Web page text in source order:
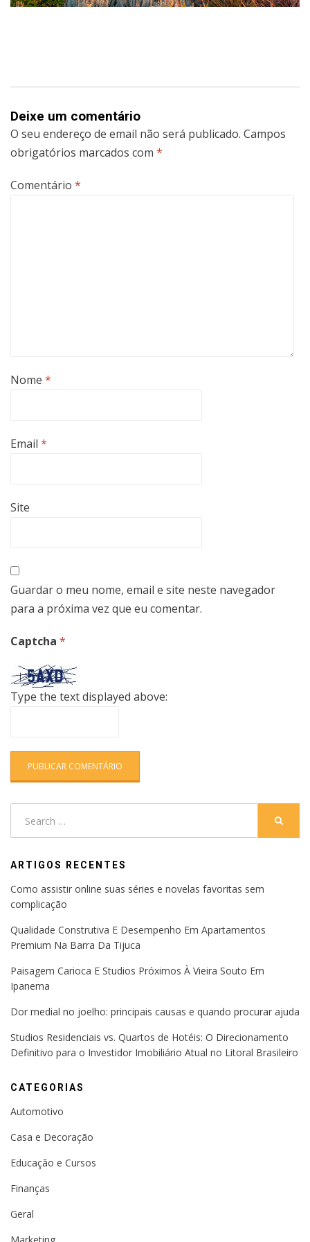
Deixe um comentário
O seu endereço de email não será publicado. Campos
obrigatórios marcados com *
Comentário *
Nome *
Email *
Site
Guardar o meu nome, email e site neste navegador
para a próxima vez que eu comentar.
Captcha *
Type the text displayed above:
ARTIGOS RECENTES
Como assistir online suas séries e novelas favoritas sem
complicação
Qualidade Construtiva E Desempenho Em Apartamentos
Premium Na Barra Da Tijuca
Paisagem Carioca E Studios Próximos À Vieira Souto Em
Ipanema
Dor medial no joelho: principais causas e quando procurar ajuda
Studios Residenciais vs. Quartos de Hotéis: O Direcionamento
Definitivo para o Investidor Imobiliário Atual no Litoral Brasileiro
CATEGORIAS
Automotivo
Casa e Decoração
Educação e Cursos
Finanças
Geral